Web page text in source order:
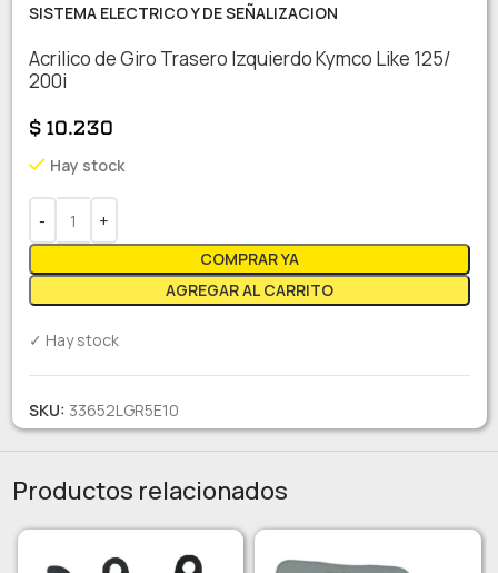
SISTEMA ELECTRICO Y DE SEÑALIZACION
Acrilico de Giro Trasero Izquierdo Kymco Like 125/
200i
$10.230
Hay stock
AGREGAR AL CARRITO
COMPRAR YA
✓ Hay stock
SKU: 33652LGR5E10
Productos relacionados